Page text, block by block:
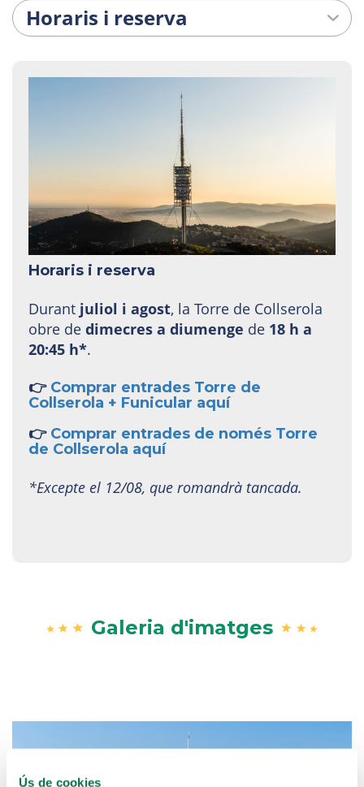
Ús de cookies
Horaris i reserva
Durant juliol i agost, la Torre de Collserola
obre de dimecres a diumenge de 18 h a
20:45 h*.
👉 Comprar entrades Torre de
Collserola + Funicular aquí
👉 Comprar entrades de només Torre
de Collserola aquí
*Excepte el 12/08, que romandrà tancada.
Galeria d'imatges